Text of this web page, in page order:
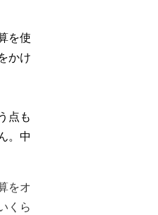
を使
かけ
点も
。中
をオ
くら